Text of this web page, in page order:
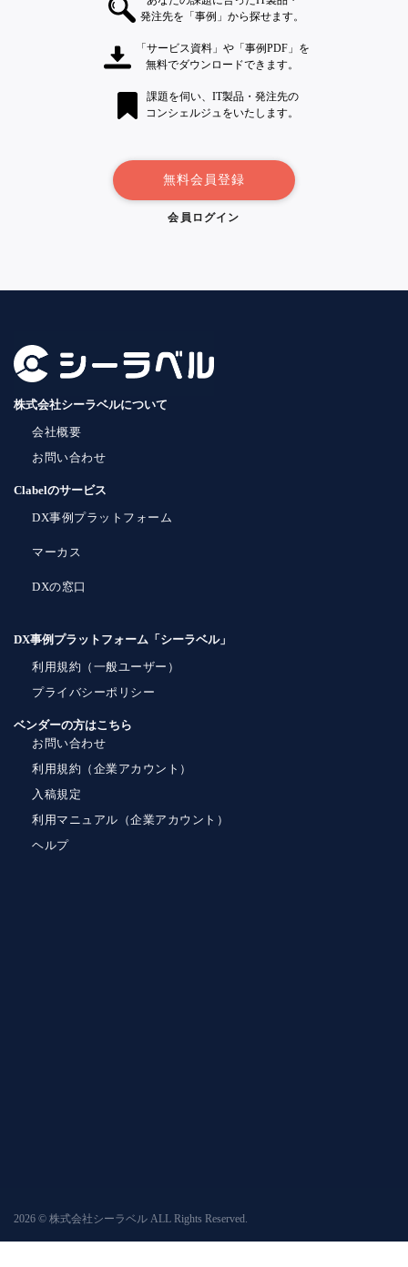
発注先を「事例」から探せます。
「サービス資料」や「事例PDF」を
無料でダウンロードできます。
課題を伺い、IT製品・発注先の
コンシェルジュをいたします。
無料会員登録
会員ログイン
株式会社シーラベルについて
会社概要
お問い合わせ
Clabelのサービス
DX事例プラットフォーム
マーカス
DXの窓口
DX事例プラットフォーム「シーラベル」
利用規約（一般ユーザー）
プライバシーポリシー
ベンダーの方はこちら
お問い合わせ
利用規約（企業アカウント）
入稿規定
利用マニュアル（企業アカウント）
ヘルプ
2026 © 株式会社シーラベル ALL Rights Reserved.